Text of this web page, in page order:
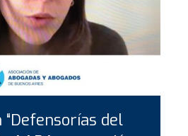
“Defensorías del